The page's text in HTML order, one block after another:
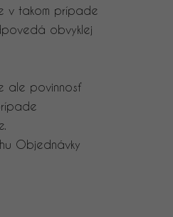
v takom prípade
obvyklej
ale povinnosť
Objednávky